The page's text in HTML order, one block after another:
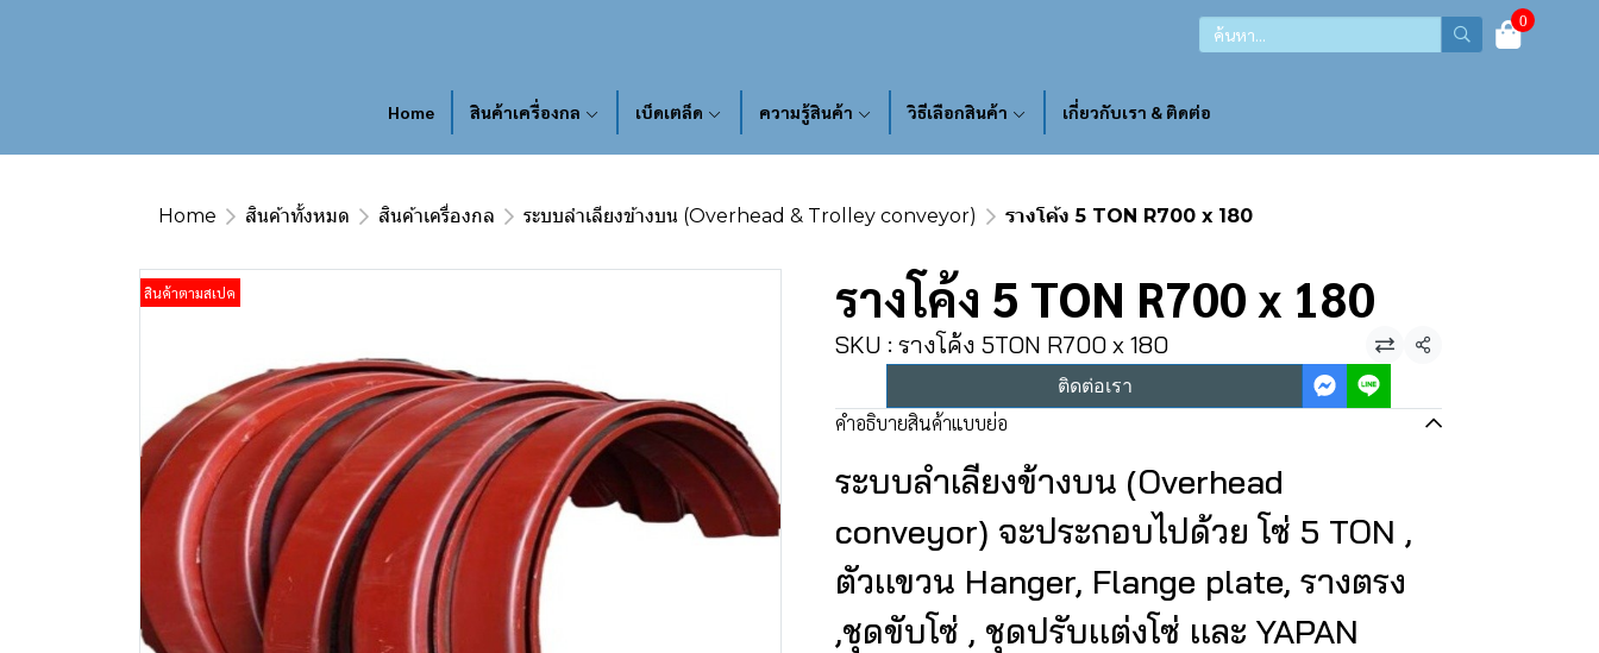
0
Home สินค้าเครื่องกล เบ็ดเตล็ด ความรู้สินค้า วิธีเลือกสินค้า เกี่ยวกับเรา & ติดต่อ
Home สินค้าทั้งหมด สินค้าเครื่องกล ระบบลำเลียงข้างบน (Overhead & Trolley conveyor) รางโค้ง 5 TON R700 x 180
สินค้าตามสเปค รางโค้ง 5 TON R700 x 180
SKU : รางโค้ง 5TON R700 x 180
แชร์
ติดต่อเรา
คำอธิบายสินค้าแบบย่อ
ระบบลำเลียงข้างบน (Overhead
conveyor) จะประกอบไปด้วย โซ่ 5 TON ,
ตัวเเขวน Hanger, Flange plate, รางตรง
,ชุดขับโซ่ , ชุดปรับเเต่งโซ่ เเละ YAPAN